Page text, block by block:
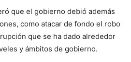
que el gobierno debió además
como atacar de fondo el robo
que se ha dado alrededor
y ámbitos de gobierno.